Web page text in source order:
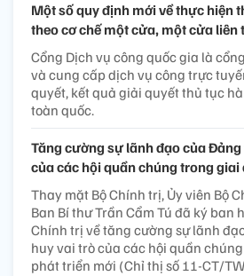
Một số quy định mới về thực hiện
theo cơ chế một cửa, một cửa liên
Cổng Dịch vụ công quốc gia là
và cung cấp dịch vụ công trực
quyết, kết quả giải quyết thủ tục
toàn quốc.
Tăng cường sự lãnh đạo của
của các hội quần chúng trong
Thay mặt Bộ Chính trị, Ủy viên Bộ
Ban Bí thư Trần Cẩm Tú đã ký ban
Chính trị về tăng cường sự lãnh
huy vai trò của các hội quần
phát triển mới (Chỉ thị số 11-CT/